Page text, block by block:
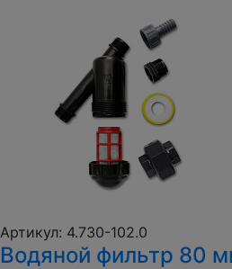
Артикул: 4.730-102.0
Водяной фильтр 80